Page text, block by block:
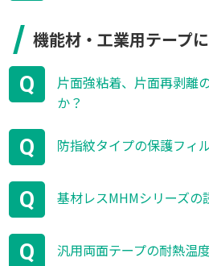
機能材・工業用テープ
Q
片面強粘着、片面再剥離
か？
Q 防指紋タイプの保護フィ
Q 基材レスMHMシリーズの
Q 汎用両面テープの耐熱温